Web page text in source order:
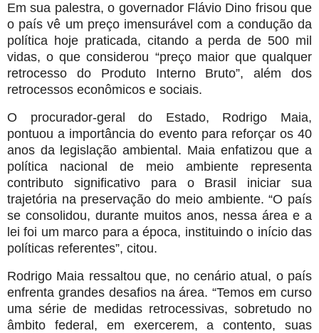
Em sua palestra, o governador Flávio Dino frisou que
o país vê um preço imensurável com a condução da
política hoje praticada, citando a perda de 500 mil
vidas, o que considerou “preço maior que qualquer
retrocesso do Produto Interno Bruto”, além dos
retrocessos econômicos e sociais.
O procurador-geral do Estado, Rodrigo Maia,
pontuou a importância do evento para reforçar os 40
anos da legislação ambiental. Maia enfatizou que a
política nacional de meio ambiente representa
contributo significativo para o Brasil iniciar sua
trajetória na preservação do meio ambiente. “O país
se consolidou, durante muitos anos, nessa área e a
lei foi um marco para a época, instituindo o início das
políticas referentes”, citou.
Rodrigo Maia ressaltou que, no cenário atual, o país
enfrenta grandes desafios na área. “Temos em curso
uma série de medidas retrocessivas, sobretudo no
âmbito federal, em exercerem, a contento, suas